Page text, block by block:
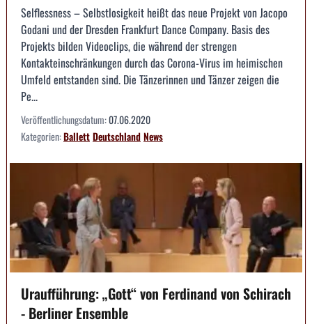
Selflessness – Selbstlosigkeit heißt das neue Projekt von Jacopo
Godani und der Dresden Frankfurt Dance Company. Basis des
Projekts bilden Videoclips, die während der strengen
Kontakteinschränkungen durch das Corona-Virus im heimischen
Umfeld entstanden sind. Die Tänzerinnen und Tänzer zeigen die
Pe...
Veröffentlichungsdatum:07.06.2020
Kategorien:BallettDeutschlandNews
Uraufführung: „Gott“ von Ferdinand von Schirach
- Berliner Ensemble